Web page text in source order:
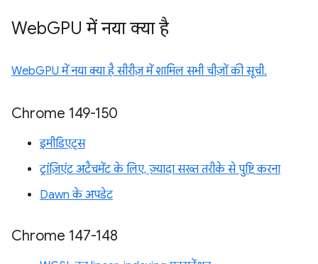
WebGPU में नया क्या है
WebGPU में नया क्या है सीरीज़ में शामिल सभी चीज़ों की सूची.
Chrome 149-150
इमीडिएट्स
ट्रांज़िएंट अटैचमेंट के लिए, ज़्यादा सख्त तरीके से पुष्टि करना
Dawn के अपडेट
Chrome 147-148